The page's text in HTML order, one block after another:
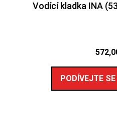
Vodící kladka INA
PODÍVEJTE